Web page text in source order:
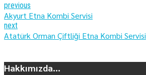
previous
Akyurt Etna Kombi Servisi
next
Atatürk Orman Çiftliği Etna Kombi Servisi
Hakkımızda...